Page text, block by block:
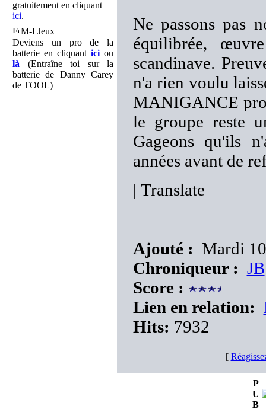
gratuitement en cliquant
ici.
M-I Jeux
Deviens un pro de la
batterie en cliquant ici ou
là (Entraîne toi sur la
batterie de Danny Carey
de TOOL)
Ne passons pas
équilibrée,
scandinave.
n'a rien voulu
MANIGANCE
le groupe reste
Gageons qu'ils
années avant de
| Translate
Ajouté : Mardi
Chroniqueur : JB
Score :
Lien en relation:
Hits: 7932
[
P
U
B